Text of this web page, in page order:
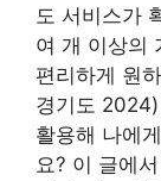
도 서비스가
여 개 이상의
편리하게 원
경기도
활용해 나에
요? 이 글에